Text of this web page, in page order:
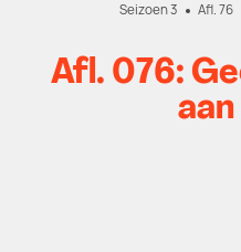
Seizoen 3 Afl. 76
Afl. 076: